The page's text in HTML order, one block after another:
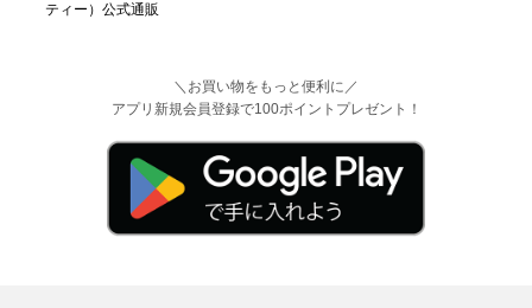
＼お買い物をもっと便利に／
アプリ新規会員登録で100ポイントプレゼント！